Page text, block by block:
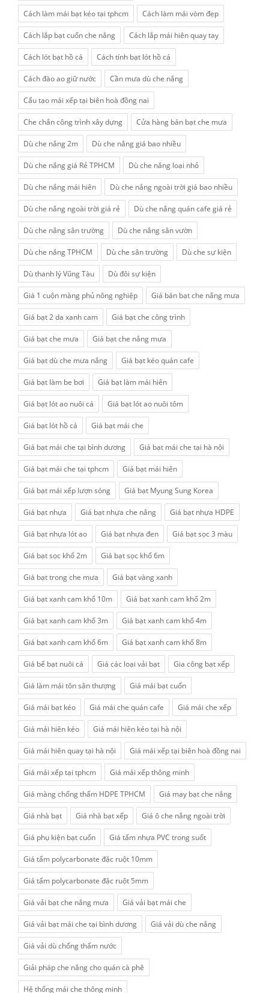
Cách làm mái bạt kéo tại tphcm Cách làm mái vòm đẹp
Cách lắp bạt cuốn che nắng Cách lắp mái hiên quay tay
Cách lót bạt hồ cá Cách tính bạt lót hồ cá
Cách đào ao giữ nước Cần mưa dù che nắng
Cấu tạo mái xếp tại biên hoà đồng nai
Che chắn công trình xây dựng Cửa hàng bán bạt che mưa
Dù che nắng 2m Dù che nắng giá bao nhiều
Dù che nắng giá Rẻ TPHCM Dù che nắng loại nhỏ
Dù che nắng mái hiên Dù che nắng ngoài trời giá bao nhiều
Dù che nắng ngoài trời giá rẻ Dù che nắng quán cafe giá rẻ
Dù che nắng sân trường Dù che nắng sân vườn
Dù che nắng TPHCM Dù che sân trường Dù che sự kiện
Dù thanh lý Vũng Tàu Dù đôi sự kiện
Giá 1 cuộn màng phủ nông nghiệp Giá bán bạt che nắng mưa
Giá bạt 2 da xanh cam Giá bạt che công trình
Giá bạt che mưa Giá bạt che nắng mưa
Giá bạt dù che mưa nắng Giá bạt kéo quán cafe
Giá bạt làm be bơi Giá bạt làm mái hiên
Giá bạt lót ao nuôi cá Giá bạt lót ao nuôi tôm
Giá bạt lót hồ cá Giá bạt mái che
Giá bạt mái che tại bình dương Giá bạt mái che tại hà nội
Giá bạt mái che tại tphcm Giá bạt mái hiên
Giá bạt mái xếp lượn sóng Giá bạt Myung Sung Korea
Giá bạt nhựa Giá bạt nhựa che nắng Giá bạt nhựa HDPE
Giá bạt nhựa lót ao Giá bạt nhựa đen Giá bạt sọc 3 màu
Giá bạt sọc khổ 2m Giá bạt sọc khổ 6m
Giá bạt trong che mưa Giá bạt vàng xanh
Giá bạt xanh cam khổ 10m Giá bạt xanh cam khổ 2m
Giá bạt xanh cam khổ 3m Giá bạt xanh cam khổ 4m
Giá bạt xanh cam khổ 6m Giá bạt xanh cam khổ 8m
Giá bể bạt nuôi cá Giá các loại vải bạt Gia công bạt xếp
Giá làm mái tôn sân thượng Giá mái bạt cuốn
Giá mái bạt kéo Giá mái che quán cafe Giá mái che xếp
Giá mái hiên kéo Giá mái hiên kéo tại hà nội
Giá mái hiên quay tại hà nội Giá mái xếp tại biên hoà đồng nai
Giá mái xếp tại tphcm Giá mái xếp thông minh
Giá màng chống thấm HDPE TPHCM Giá may bạt che nắng
Giá nhà bạt Giá nhà bạt xếp Giá ô che nắng ngoài trời
Giá phụ kiện bạt cuốn Giá tấm nhựa PVC trong suốt
Giá tấm polycarbonate đặc ruột 10mm
Giá tấm polycarbonate đặc ruột 5mm
Giá vải bạt che nắng mưa Giá vải bạt mái che
Giá vải bạt mái che tại bình dương Giá vải dù che nắng
Giá vải dù chống thấm nước
Giải pháp che nắng cho quán cà phê
Hệ thống mái che thông minh